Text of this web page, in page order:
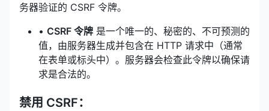
务器验证的 CSRF 令牌。
• CSRF 令牌 是一个唯一的、秘密的、不可预测的
值，由服务器生成并包含在 HTTP 请求中（通常
在表单或标头中）。服务器会检查此令牌以确保请
求是合法的。
禁用 CSRF：